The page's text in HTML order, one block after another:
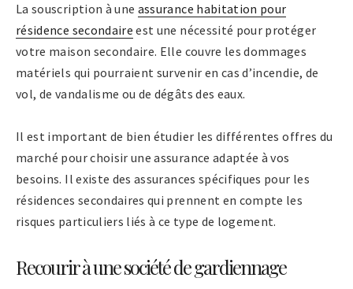
La souscription à une assurance habitation pour
résidence secondaire est une nécessité pour protéger
votre maison secondaire. Elle couvre les dommages
matériels qui pourraient survenir en cas d’incendie, de
vol, de vandalisme ou de dégâts des eaux.
Il est important de bien étudier les différentes offres du
marché pour choisir une assurance adaptée à vos
besoins. Il existe des assurances spécifiques pour les
résidences secondaires qui prennent en compte les
risques particuliers liés à ce type de logement.
Recourir à une société de gardiennage